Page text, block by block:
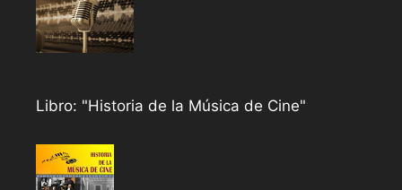
Libro: "Historia de la Música de Cine"